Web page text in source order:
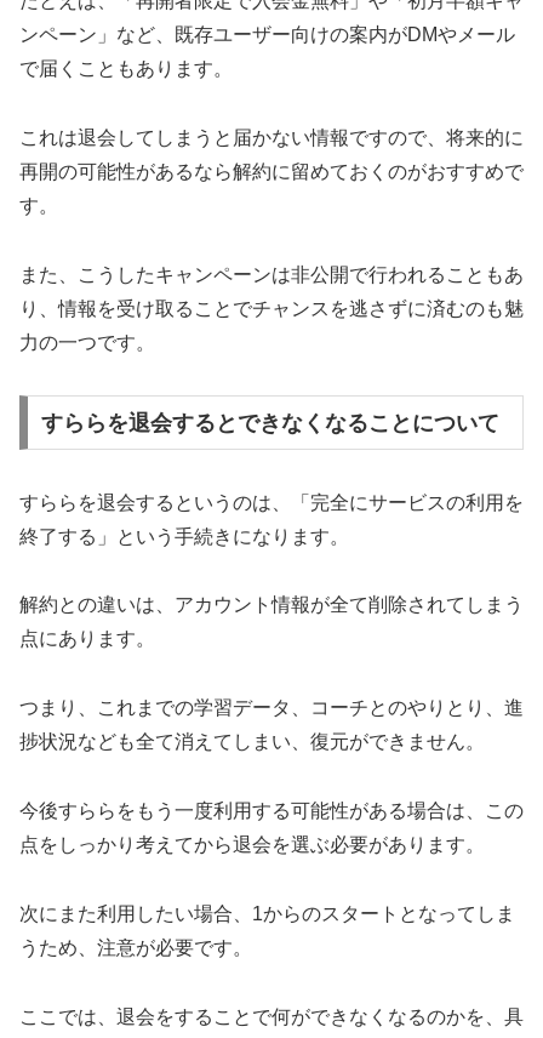
ンペーン」など、既存ユーザー向けの案内がDMやメール
で届くこともあります。
これは退会してしまうと届かない情報ですので、将来的に
再開の可能性があるなら解約に留めておくのがおすすめで
す。
また、こうしたキャンペーンは非公開で行われることもあ
り、情報を受け取ることでチャンスを逃さずに済むのも魅
力の一つです。
すららを退会するとできなくなることについて
すららを退会するというのは、「完全にサービスの利用を
終了する」という手続きになります。
解約との違いは、アカウント情報が全て削除されてしまう
点にあります。
つまり、これまでの学習データ、コーチとのやりとり、進
捗状況なども全て消えてしまい、復元ができません。
今後すららをもう一度利用する可能性がある場合は、この
点をしっかり考えてから退会を選ぶ必要があります。
次にまた利用したい場合、1からのスタートとなってしま
うため、注意が必要です。
ここでは、退会をすることで何ができなくなるのかを、具